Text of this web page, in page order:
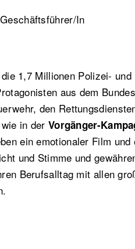
In
1,7 Millionen Polizei-
aus dem
den
in der Vorgänger-
ein emotionaler Film
und Stimme und
Berufsalltag mit allen